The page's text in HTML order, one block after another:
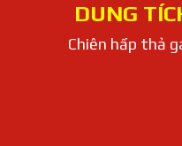
DUNG
Chiên hấp thả